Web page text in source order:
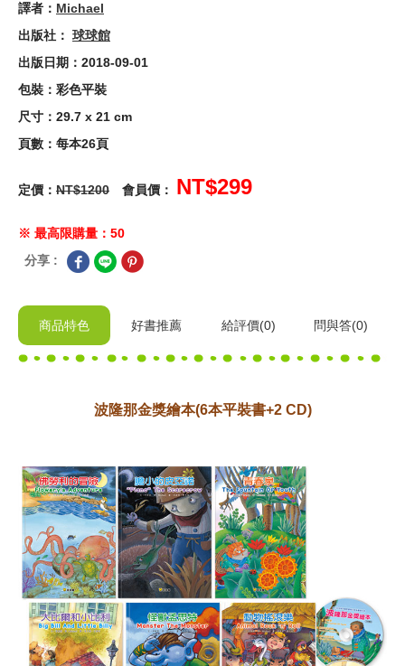
譯者： Michael
出版社： 球球館
出版日期：2018-09-01
包裝：彩色平裝
尺寸：29.7 x 21 cm
頁數：每本26頁
定價： NT$1200 會員價： NT$299
※ 最高限購量：50
分享 :
商品特色 好書推薦 給評價(0) 問與答(0)
波隆那金獎繪本(6本平裝書+2 CD)